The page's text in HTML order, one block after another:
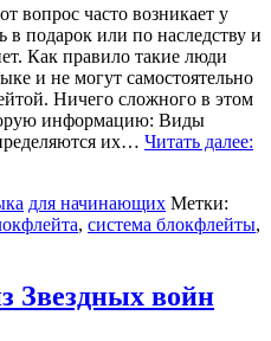
вопрос часто возникает у
в подарок или по наследству и
Как правило такие люди
и не могут самостоятельно
Ничего сложного в этом
информацию: Виды
их… Читать далее:
для начинающих Метки:
, система блокфлейты,
Звездных войн